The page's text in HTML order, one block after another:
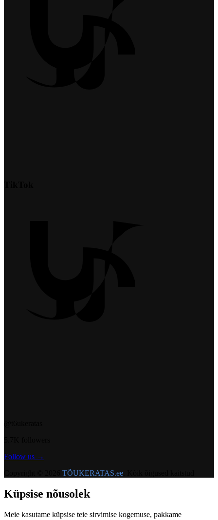
Follow us →
TÕUKERATAS.ee
Küpsise nõusolek
Meie kasutame küpsise teie sirvimise kogemuse, pakkame